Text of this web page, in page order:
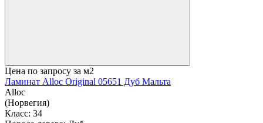
Цена по запросу за м2
Ламинат Alloc Original 05651 Дуб Мальта
Alloc
(Норвегия)
Класс: 34